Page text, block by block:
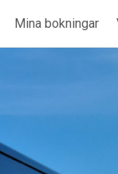
Mina bokningar